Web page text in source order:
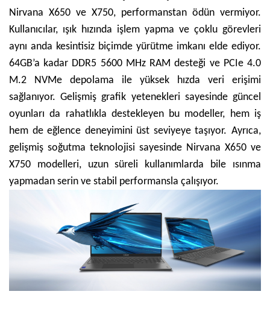
Nirvana X650 ve X750, performanstan ödün vermiyor.
Kullanıcılar, ışık hızında işlem yapma ve çoklu görevleri
aynı anda kesintisiz biçimde yürütme imkanı elde ediyor.
64GB’a kadar DDR5 5600 MHz RAM desteği ve PCIe 4.0
M.2 NVMe depolama ile yüksek hızda veri erişimi
sağlanıyor. Gelişmiş grafik yetenekleri sayesinde güncel
oyunları da rahatlıkla destekleyen bu modeller, hem iş
hem de eğlence deneyimini üst seviyeye taşıyor. Ayrıca,
gelişmiş soğutma teknolojisi sayesinde Nirvana X650 ve
X750 modelleri, uzun süreli kullanımlarda bile ısınma
yapmadan serin ve stabil performansla çalışıyor.